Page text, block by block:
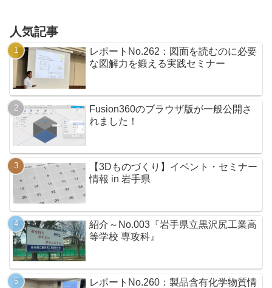
人気記事
レポートNo.262：図面を読むのに必要
な図解力を鍛える実践セミナー
Fusion360のブラウザ版が一般公開さ
れました！
【3Dものづくり】イベント・セミナー
情報 in 岩手県
紹介～No.003『岩手県立黒沢尻工業高
等学校 専攻科』
レポートNo.260：製品含有化学物質情